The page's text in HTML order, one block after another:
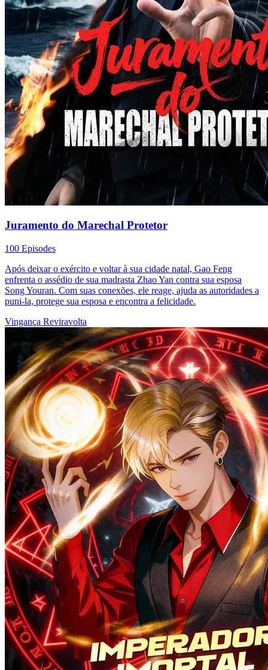
Juramento do Marechal Protetor
100 Episodes
Após deixar o exército e voltar à sua cidade natal, Gao Feng
enfrenta o assédio de sua madrasta Zhao Yan contra sua esposa
Song Youran. Com suas conexões, ele reage, ajuda as autoridades a
puni-la, protege sua esposa e encontra a felicidade.
Vingança Reviravolta